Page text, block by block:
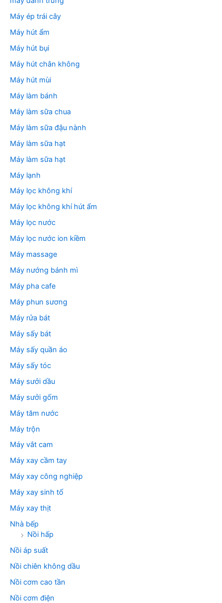
Máy ép trái cây
Máy hút ẩm
Máy hút bụi
Máy hút chân không
Máy hút mùi
Máy làm bánh
Máy làm sữa chua
Máy làm sữa đậu nành
Máy làm sữa hạt
Máy làm sữa hạt
Máy lạnh
Máy lọc không khí
Máy lọc không khí hút ẩm
Máy lọc nước
Máy lọc nước ion kiềm
Máy massage
Máy nướng bánh mì
Máy pha cafe
Máy phun sương
Máy rửa bát
Máy sấy bát
Máy sấy quần áo
Máy sấy tóc
Máy sưởi dầu
Máy sưởi gốm
Máy tăm nước
Máy trộn
Máy vắt cam
Máy xay cầm tay
Máy xay công nghiệp
Máy xay sinh tố
Máy xay thịt
Nhà bếp
Nồi hấp
Nồi áp suất
Nồi chiên không dầu
Nồi cơm cao tần
Nồi cơm điện